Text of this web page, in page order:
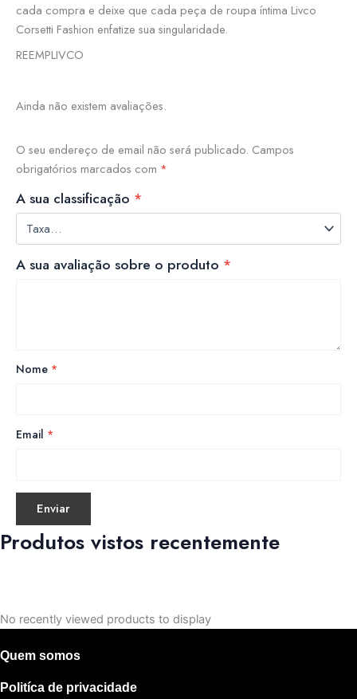
cada compra e deixe que cada peça de roupa íntima Livco
Corsetti Fashion enfatize sua singularidade.
REEMPLIVCO
Ainda não existem avaliações.
O seu endereço de email não será publicado. Campos
obrigatórios marcados com *
A sua classificação *
A sua avaliação sobre o produto *
Nome *
Email *
Produtos vistos recentemente
No recently viewed products to display
Quem somos
Politíca de privacidade